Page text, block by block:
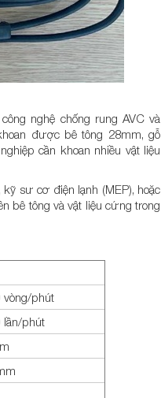
nghệ chống rung AVC và
được bê tông 28mm, gỗ
cần khoan nhiều vật liệu
sư cơ điện lạnh (MEP), hoặc
bê tông và vật liệu cứng trong
vòng/phút
lần/phút